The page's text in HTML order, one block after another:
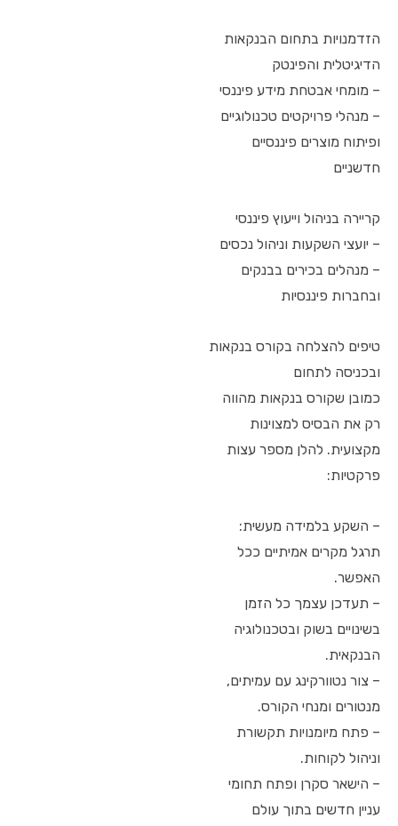
הזדמנויות בתחום הבנקאות
הדיגיטלית והפינטק
– מומחי אבטחת מידע פיננסי
– מנהלי פרויקטים טכנולוגיים
ופיתוח מוצרים פיננסיים
חדשניים
קריירה בניהול וייעוץ פיננסי
– יועצי השקעות וניהול נכסים
– מנהלים בכירים בבנקים
ובחברות פיננסיות
טיפים להצלחה בקורס בנקאות
ובכניסה לתחום
כמובן שקורס בנקאות מהווה
רק את הבסיס למצוינות
מקצועית. להלן מספר עצות
פרקטיות:
– השקע בלמידה מעשית:
תרגל מקרים אמיתיים ככל
האפשר.
– תעדכן עצמך כל הזמן
בשינויים בשוק ובטכנולוגיה
הבנקאית.
– צור נטוורקינג עם עמיתים,
מנטורים ומנחי הקורס.
– פתח מיומנויות תקשורת
וניהול לקוחות.
– הישאר סקרן ופתח תחומי
עניין חדשים בתוך עולם